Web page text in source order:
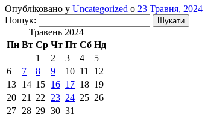
Опубліковано у Uncategorized о 23 Травня, 2024
Пошук:
Травень 2024
Пн Вт Ср Чт Пт Сб Нд
1
2 3 4
5
6
7 8 9 10 11
12
13 14 15 16 17 18 19
20 21 22 23 24 25 26
27 28 29 30 31